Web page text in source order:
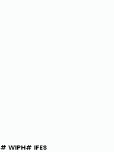
# WIPH# IFES